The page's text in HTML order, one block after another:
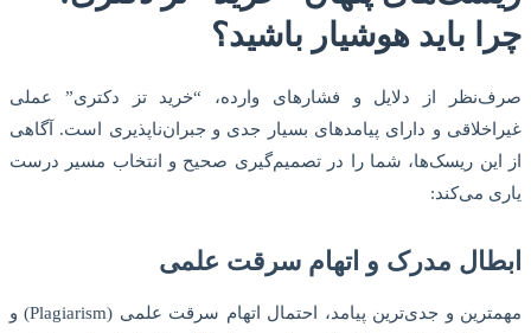
چرا باید هوشیار باشید؟
صرف‌نظر از دلایل و فشارهای وارده، “خرید تز دکتری” عملی
غیراخلاقی و دارای پیامدهای بسیار جدی و جبران‌ناپذیری است. آگاهی
از این ریسک‌ها، شما را در تصمیم‌گیری صحیح و انتخاب مسیر درست
یاری می‌کند:
ابطال مدرک و اتهام سرقت علمی
مهمترین و جدی‌ترین پیامد، احتمال اتهام سرقت علمی (Plagiarism) و